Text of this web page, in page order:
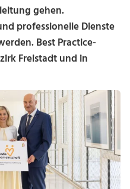
gehen.
professionelle Dienste
Best Practice-
Freistadt und in